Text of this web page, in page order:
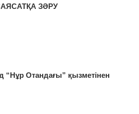
ЗӘРУ
“Нұр Отандағы” қызметінен